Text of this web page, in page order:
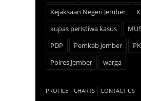
Kejaksaan Negeri Jember
kupas peristiwa kasus
PDP
Pemkab Jember
Polres Jember
warga
PROFILE CHARTS CONTACT US